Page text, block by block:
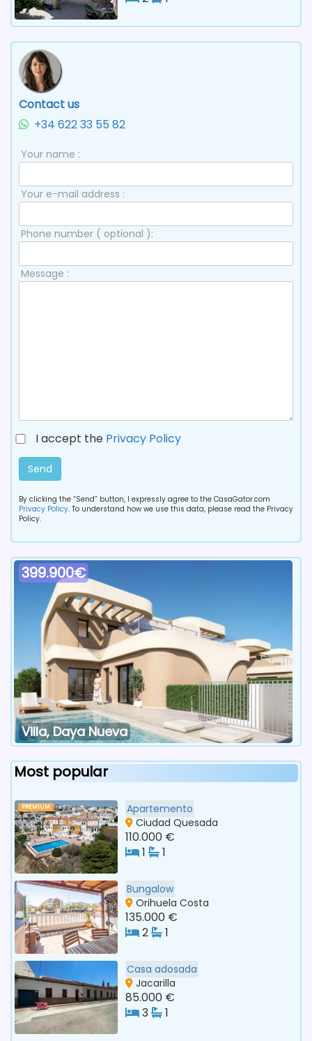
Contact us
+34 622 33 55 82
Your name :
Your e-mail address :
Phone number ( optional ):
Message :
I accept the Privacy Policy
Send
By clicking the “Send” button, I expressly agree to the CasaGator.com
Privacy Policy. To understand how we use this data, please read the Privacy
Policy.
399.900€
Villa, Daya Nueva
Most popular
PREMIUM
Apartemento
Ciudad Quesada
110.000 €
1
1
Bungalow
Orihuela Costa
135.000 €
2
1
Casa adosada
Jacarilla
85.000 €
3
1